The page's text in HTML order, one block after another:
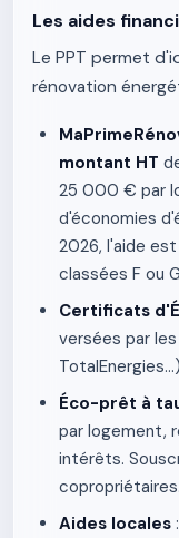
Les aides
Le PPT permet
rénovation
montant HT
25 000 € par
d'économies
2026, l'aide
classées F ou
Certificats
versées par les
Éco-prêt à
par logement,
intérêts.
copropriétaires.
Aides locales